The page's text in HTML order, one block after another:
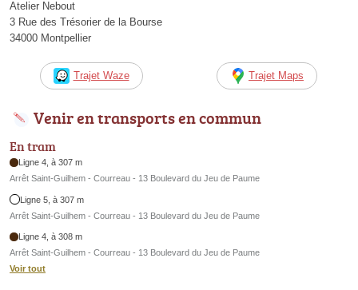
Atelier Nebout
3 Rue des Trésorier de la Bourse
34000 Montpellier
Trajet Waze Trajet Maps
Venir en transports en commun
En tram
Ligne 4, à 307 m
Arrêt Saint-Guilhem - Courreau - 13 Boulevard du Jeu de Paume
Ligne 5, à 307 m
Arrêt Saint-Guilhem - Courreau - 13 Boulevard du Jeu de Paume
Ligne 4, à 308 m
Arrêt Saint-Guilhem - Courreau - 13 Boulevard du Jeu de Paume
Voir tout